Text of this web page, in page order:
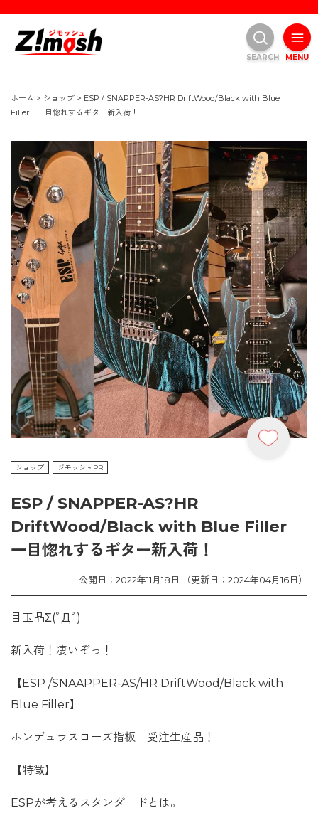
ホーム > ショップ > ESP / SNAPPER-AS?HR DriftWood/Black with Blue
Filler 一目惚れするギター新入荷！
ショップ ジモッシュPR
ESP / SNAPPER-AS?HR
DriftWood/Black with Blue Filler
一目惚れするギター新入荷！
公開日：2022年11月18日 （更新日：2024年04月16日）
目玉品Σ(ﾟДﾟ)
新入荷！凄いぞっ！
【ESP /SNAAPPER-AS/HR DriftWood/Black with
Blue Filler】
ホンデュラスローズ指板 受注生産品！
【特徴】
ESPが考えるスタンダードとは。
MENU
SEARCH